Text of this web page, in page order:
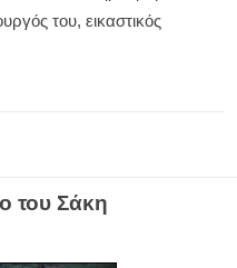
του, εικαστικός
του Σάκη